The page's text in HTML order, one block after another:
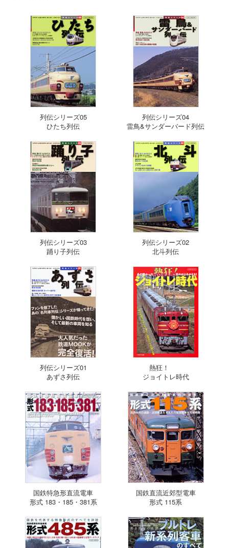
列伝シリーズ05
ひたち列伝
列伝シリーズ04
雷鳥&サンダーバード列伝
列伝シリーズ03
踊り子列伝
列伝シリーズ02
北斗列伝
列伝シリーズ01
あずさ列伝
熱狂！
ジョイトレ時代
国鉄特急形直流電車
形式 183・185・381系
国鉄直流近郊型電車
形式 115系